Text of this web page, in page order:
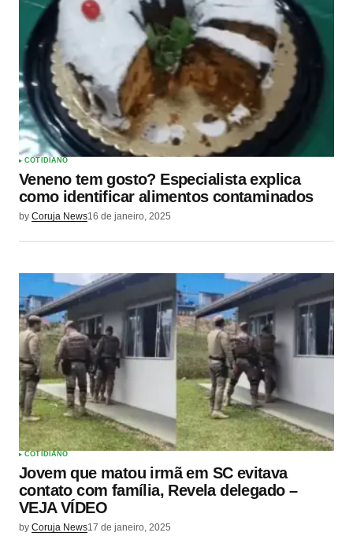
COTIDIANO
Veneno tem gosto? Especialista explica
como identificar alimentos contaminados
by Coruja News16 de janeiro, 2025
COTIDIANO
Jovem que matou irmã em SC evitava
contato com família, Revela delegado –
VEJA VÍDEO
by Coruja News17 de janeiro, 2025